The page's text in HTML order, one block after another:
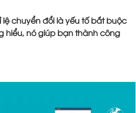
lệ chuyển đổi là yếu tố bắt buộc
hiểu, nó giúp bạn thành công